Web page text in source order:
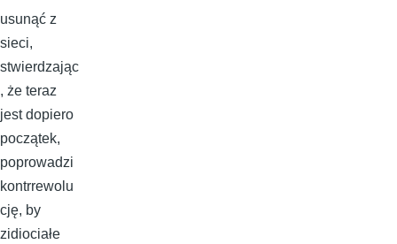
usunąć z
sieci,
stwierdzając
, że teraz
jest dopiero
początek,
poprowadzi
kontrrewolu
cję, by
zidiociałe